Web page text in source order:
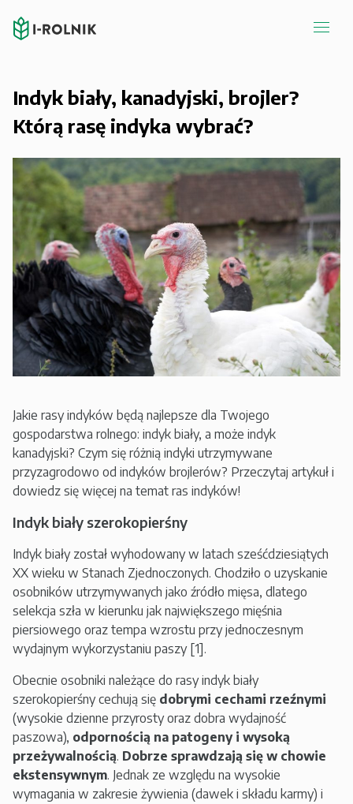
Indyk biały, kanadyjski, brojler?
Którą rasę indyka wybrać?
Jakie rasy indyków będą najlepsze dla Twojego
gospodarstwa rolnego: indyk biały, a może indyk
kanadyjski? Czym się różnią indyki utrzymywane
przyzagrodowo od indyków brojlerów? Przeczytaj artykuł i
dowiedz się więcej na temat ras indyków!
Indyk biały szerokopierśny
Indyk biały został wyhodowany w latach sześćdziesiątych
XX wieku w Stanach Zjednoczonych. Chodziło o uzyskanie
osobników utrzymywanych jako źródło mięsa, dlatego
selekcja szła w kierunku jak największego mięśnia
piersiowego oraz tempa wzrostu przy jednoczesnym
wydajnym wykorzystaniu paszy [1].
Obecnie osobniki należące do rasy indyk biały
szerokopierśny cechują się dobrymi cechami rzeźnymi
(wysokie dzienne przyrosty oraz dobra wydajność
paszowa), odpornością na patogeny i wysoką
przeżywalnością. Dobrze sprawdzają się w chowie
ekstensywnym. Jednak ze względu na wysokie
wymagania w zakresie żywienia (dawek i składu karmy) i